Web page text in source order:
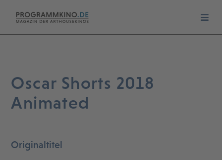
Oscar Shorts 2018
Animated
Originaltitel